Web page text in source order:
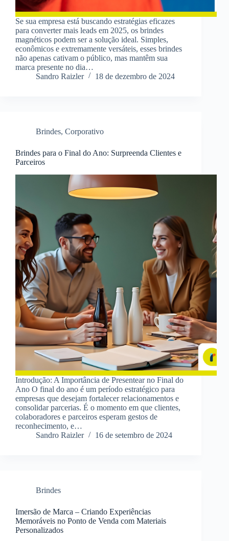
Se sua empresa está buscando estratégias eficazes
para converter mais leads em 2025, os brindes
magnéticos podem ser a solução ideal. Simples,
econômicos e extremamente versáteis, esses brindes
não apenas cativam o público, mas mantêm sua
marca presente no dia…
Sandro Raizler
18 de dezembro de 2024
Brindes, Corporativo
Brindes para o Final do Ano: Surpreenda Clientes e
Parceiros
Introdução: A Importância de Presentear no Final do
Ano O final do ano é um período estratégico para
empresas que desejam fortalecer relacionamentos e
consolidar parcerias. É o momento em que clientes,
colaboradores e parceiros esperam gestos de
reconhecimento, e…
Sandro Raizler
16 de setembro de 2024
Brindes
Imersão de Marca – Criando Experiências
Memoráveis no Ponto de Venda com Materiais
Personalizados